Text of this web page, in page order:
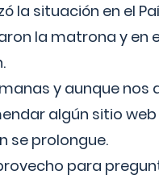
la situación en el
la matrona y en
y aunque
algún sitio
se prolongue.
para